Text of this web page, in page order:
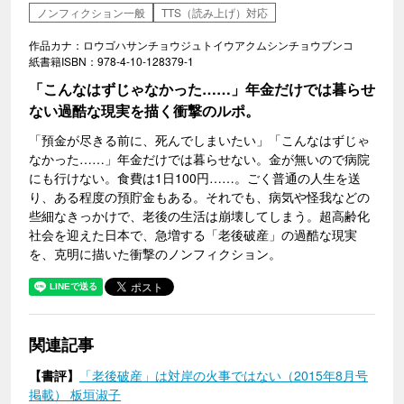
ノンフィクション一般
TTS（読み上げ）対応
作品カナ：ロウゴハサンチョウジュトイウアクムシンチョウブンコ
紙書籍ISBN：978-4-10-128379-1
「こんなはずじゃなかった……」年金だけでは暮らせ
ない過酷な現実を描く衝撃のルポ。
「預金が尽きる前に、死んでしまいたい」「こんなはずじゃ
なかった……」年金だけでは暮らせない。金が無いので病院
にも行けない。食費は1日100円……。ごく普通の人生を送
り、ある程度の預貯金もある。それでも、病気や怪我などの
些細なきっかけで、老後の生活は崩壊してしまう。超高齢化
社会を迎えた日本で、急増する「老後破産」の過酷な現実
を、克明に描いた衝撃のノンフィクション。
関連記事
【書評】
「老後破産」は対岸の火事ではない（2015年8月号
掲載） 板垣淑子